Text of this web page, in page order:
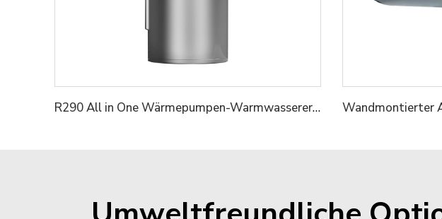
R290 All in One Wärmepumpen-Warmwassererhitzer